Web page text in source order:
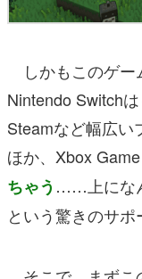
しかもこのゲー
Nintendo Switch
Steamなど幅広い
ほか、Xbox
ちゃう ……上にな
という驚きのサポ